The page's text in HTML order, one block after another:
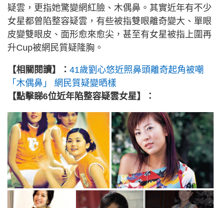
疑雲，更指她驚變網紅臉、木偶鼻。其實近年有不少
女星都曾陷整容疑雲，有些被指雙眼離奇變大、單眼
皮變雙眼皮、面形愈來愈尖，甚至有女星被指上圍再
升Cup被網民質疑隆胸。
【相關閱讀】： 41歲劉心悠近照鼻頭離奇起角被嘲
「木偶鼻」 網民質疑變晒樣
【點擊睇6位近年陷整容疑雲女星】：